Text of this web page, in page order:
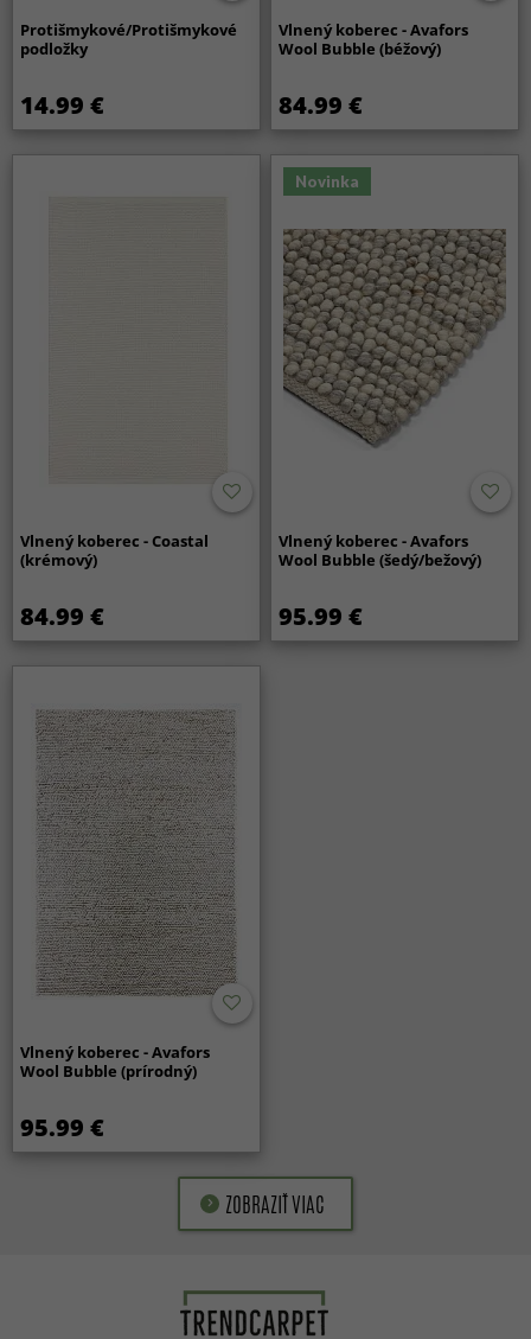
Protišmykové/Protišmykové
podložky
14.99 €
Vlnený koberec - Avafors
Wool Bubble (béžový)
84.99 €
Vlnený koberec - Coastal
(krémový)
84.99 €
Novinka
Vlnený koberec - Avafors
Wool Bubble (šedý/bežový)
95.99 €
Vlnený koberec - Avafors
Wool Bubble (prírodný)
95.99 €
ZOBRAZIŤ VIAC